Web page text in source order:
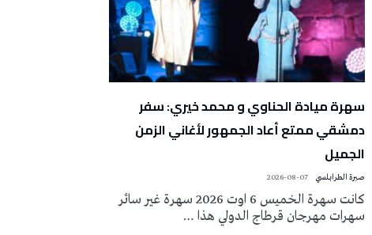
سهرة ميادة الحناوي و محمد خيري: سفر
دمشقي ممتع أعاد الجمهور لأغاني الزمن
الجميل
صبرة الطرابلسي 2026-08-07
كانت سهرة الخميس 6 اوت 2026 سهرة غير سائر
سهرات مهرجان قرطاج الدولي هذا …